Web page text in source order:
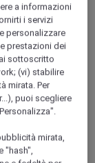
a informazioni
i servizi
personalizzare
prestazioni dei
sottoscritto
(vi) stabilire
mirata. Per
puoi scegliere
mirata,
"hash",